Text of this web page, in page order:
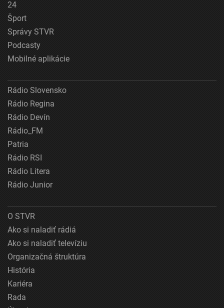
24
Šport
Správy STVR
Podcasty
Mobilné aplikácie
Rádio Slovensko
Rádio Regina
Rádio Devín
Rádio_FM
Patria
Rádio RSI
Rádio Litera
Rádio Junior
O STVR
Ako si naladiť rádiá
Ako si naladiť televíziu
Organizačná štruktúra
História
Kariéra
Rada